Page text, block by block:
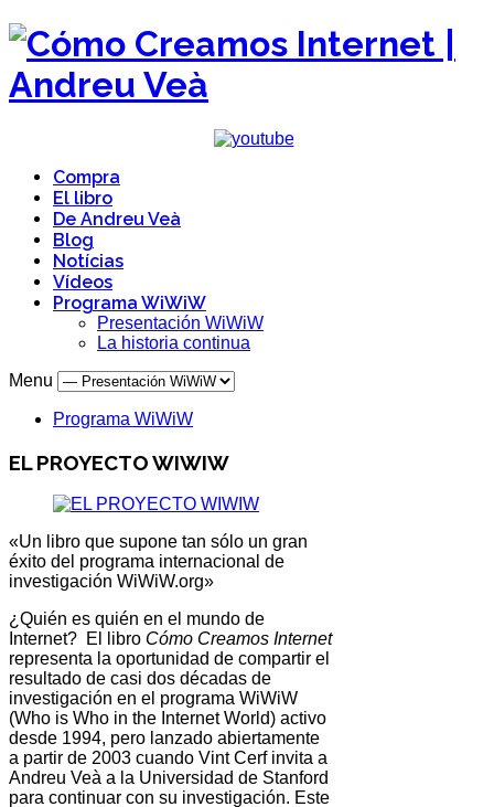
Compra
El libro
De Andreu Veà
Blog
Notícias
Vídeos
Programa WiWiW
Presentación WiWiW
La historia continua
Menu
Programa WiWiW
EL PROYECTO WIWIW
«Un libro que supone tan sólo un gran
éxito del programa internacional de
investigación WiWiW.org»
¿Quién es quién en el mundo de
Internet? El libro Cómo Creamos Internet
representa la oportunidad de compartir el
resultado de casi dos décadas de
investigación en el programa WiWiW
(Who is Who in the Internet World) activo
desde 1994, pero lanzado abiertamente
a partir de 2003 cuando Vint Cerf invita a
Andreu Veà a la Universidad de Stanford
para continuar con su investigación. Este